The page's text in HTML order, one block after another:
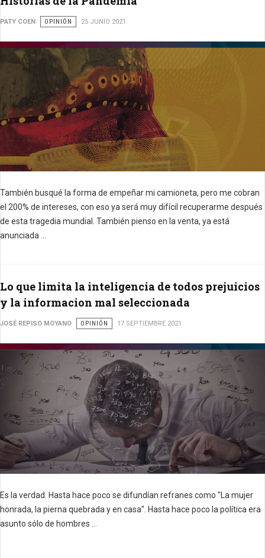
PATY COEN OPINIÓN 25 JUNIO 2021
También busqué la forma de empeñar mi camioneta, pero me cobran
el 200% de intereses, con eso ya será muy difícil recuperarme después
de esta tragedia mundial. También pienso en la venta, ya está
anunciada ...
Lo que limita la inteligencia de todos prejuicios
y la informacion mal seleccionada
JOSÉ REPISO MOYANO OPINIÓN 17 SEPTIEMBRE 2021
Es la verdad.
Hasta hace poco se difundían refranes como "La mujer
honrada, la pierna quebrada y en casa". Hasta hace poco la política era
asunto sólo de hombres ...